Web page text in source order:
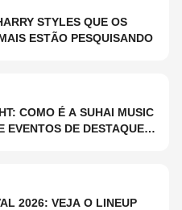
STYLES QUE OS
ESTÃO PESQUISANDO
COMO É A SUHAI MUSIC
EVENTOS DE DESTAQUE
2026: VEJA O LINEUP